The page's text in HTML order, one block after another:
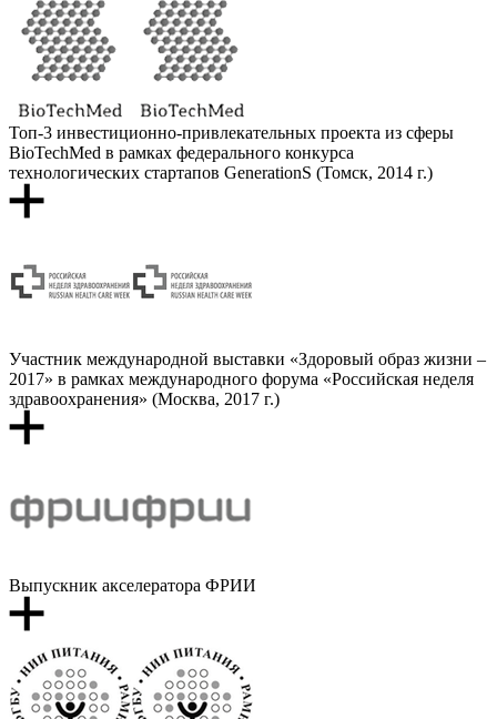
Топ-3 инвестиционно-привлекательных проекта из сферы
BioTechMed в рамках федерального конкурса
технологических стартапов GenerationS (Томск, 2014 г.)
Участник международной выставки «Здоровый образ жизни –
2017» в рамках международного форума «Российская неделя
здравоохранения» (Москва, 2017 г.)
Выпускник акселератора ФРИИ